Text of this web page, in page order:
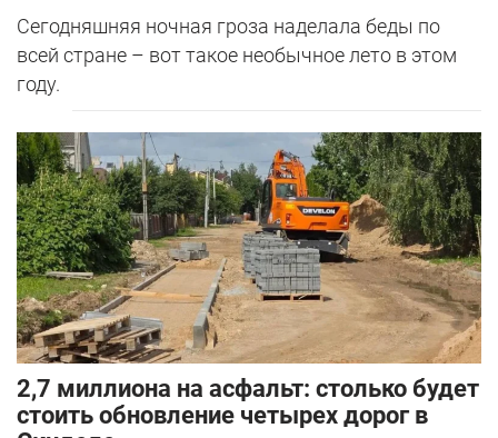
Сегодняшняя ночная гроза наделала беды по
всей стране – вот такое необычное лето в этом
году.
2,7 миллиона на асфальт: столько будет
стоить обновление четырех дорог в